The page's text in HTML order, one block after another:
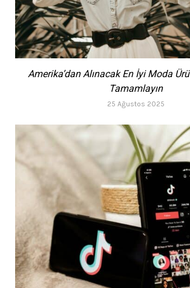
Amerika’dan Alınacak En İyi Moda
Tamamlayın
25 Ağustos 2025